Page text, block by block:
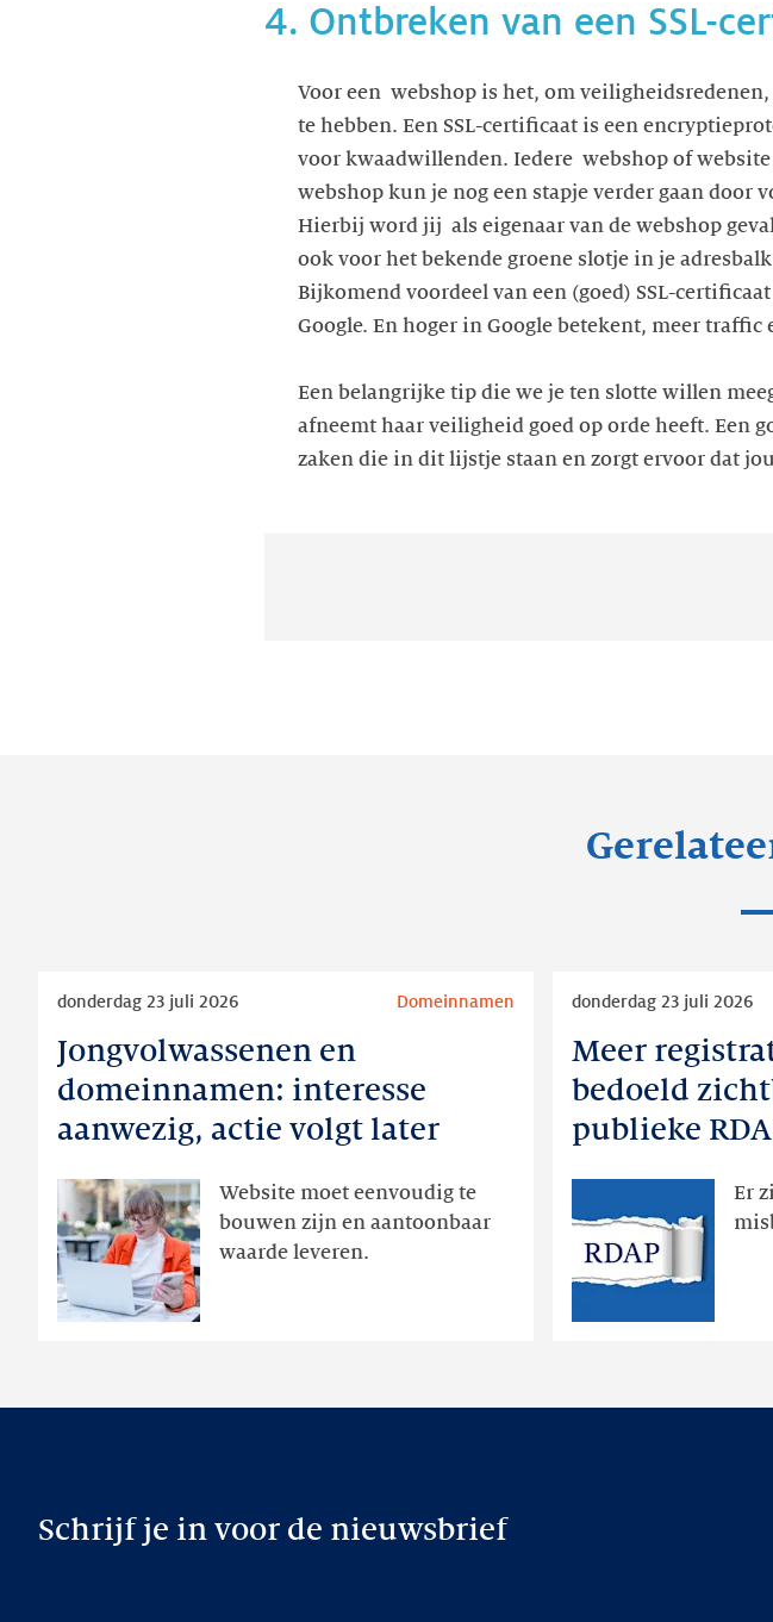
4. Ontbreken van een SSL-
Voor een webshop is het, om
te hebben. Een SSL-certificaat is een
voor kwaadwillenden. Iedere webshop of
webshop kun je nog een stapje verder gaan door
Hierbij word jij als eigenaar van de webshop
ook voor het bekende groene slotje in je
Bijkomend voordeel van een (goed) SSL-
Google. En hoger in Google betekent, meer
Een belangrijke tip die we je ten slotte willen
afneemt haar veiligheid goed op orde heeft. Een
zaken die in dit lijstje staan en zorgt ervoor dat
Jongvolwassenen en
domeinnamen: interesse
aanwezig, actie volgt later
donderdag 23 juli 2026 Domeinnamen
Website moet eenvoudig te
bouwen zijn en aantoonbaar
waarde leveren.
Jongvolwassenen
domeinnamen:
interesse
volgt
later
Meer
bedoeld
publieke
donderdag 23 juli 2026
Er
Meer
registratiegegevens
dan
bedoeld
via
publieke
RDAP
Schrijf je in voor de nieuwsbrief